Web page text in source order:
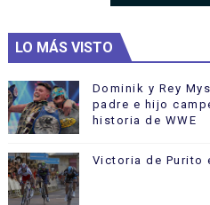
LO MÁS VISTO
Dominik y Rey
padre e hijo
historia de WWE
Victoria de Purito